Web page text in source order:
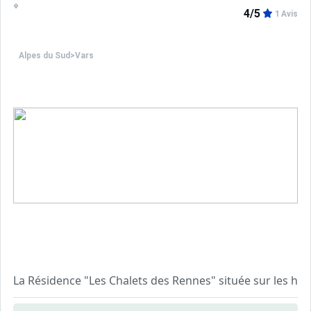
Alpes du Sud >Vars
4/5 1 Avis
La Résidence "Les Chalets des Rennes" située sur les
Le + de cette résidence est son espace bien être